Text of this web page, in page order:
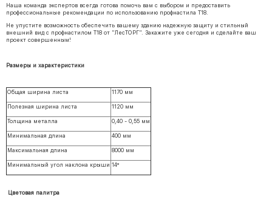
Наша команда экспертов всегда готова помочь вам с выбором и предоставить
профессиональные рекомендации по использованию профнастила Т18.
Не упустите возможность обеспечить вашему зданию надежную защиту и стильный
внешний вид с профнастилом Т18 от "ЛесТОРГ". Закажите уже сегодня и сделайте ваш
проект совершенным!
Размеры и характеристики
Общая ширина листа 1170 мм
Полезная ширина листа 1120 мм
Толщина металла 0,40 - 0,55 мм
Минимальная длина 400 мм
Максимальная длина 8000 мм
Минимальный угол наклона крыши 14°
Цветовая палитра